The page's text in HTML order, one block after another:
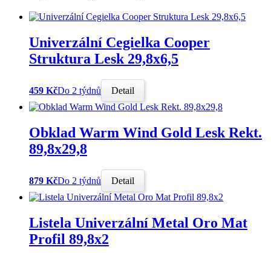
Univerzální Cegielka Cooper
Struktura Lesk 29,8x6,5
459 KčDo 2 týdnů Detail
Obklad Warm Wind Gold Lesk Rekt.
89,8x29,8
879 KčDo 2 týdnů Detail
Listela Univerzální Metal Oro Mat
Profil 89,8x2